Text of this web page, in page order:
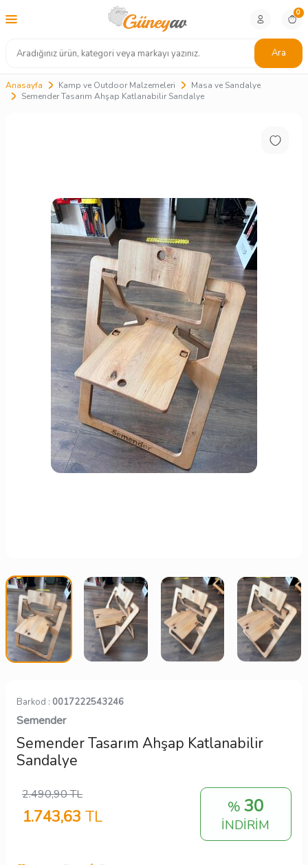
Ara
0
Anasayfa Kamp ve Outdoor Malzemeleri
Masa ve Sandalye
Semender Tasarım Ahşap Katlanabilir Sandalye
Barkod : 0017222543246
Semender
Semender Tasarım Ahşap Katlanabilir
Sandalye
2.490,90TL
1.743,63 TL %30
İNDİRİM